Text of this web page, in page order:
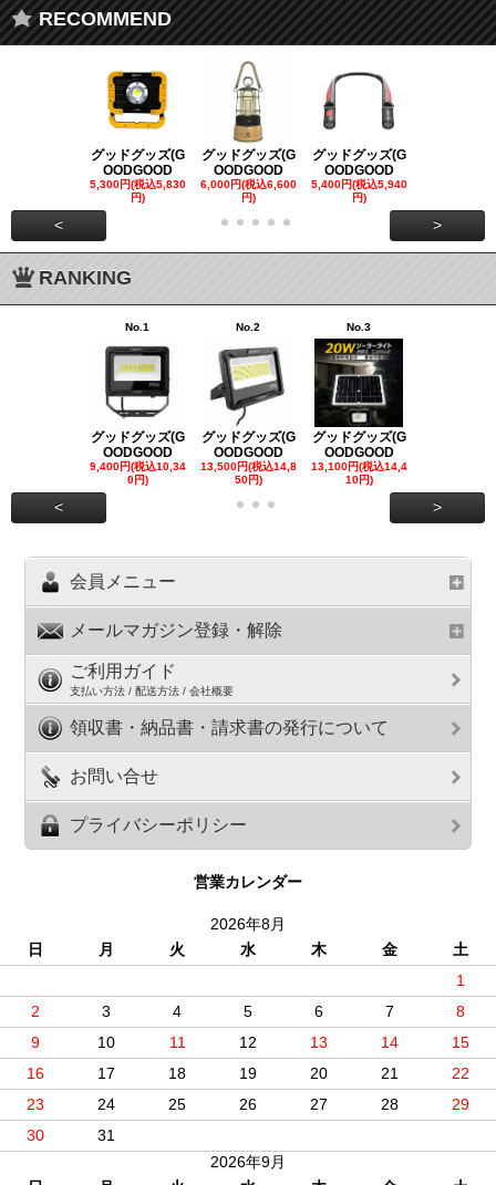
RECOMMEND
グッドグッズ(G
OODGOOD
5,300円(税込5,830
円)
グッドグッズ(G
OODGOOD
6,000円(税込6,600
円)
グッドグッズ(G
OODGOOD
5,400円(税込5,940
円)
< >
RANKING
No.1
グッドグッズ(G
OODGOOD
9,400円(税込10,34
0円)
No.2
グッドグッズ(G
OODGOOD
13,500円(税込14,8
50円)
No.3
グッドグッズ(G
OODGOOD
13,100円(税込14,4
10円)
< >
会員メニュー
メールマガジン登録・解除
ご利用ガイド
支払い方法 / 配送方法 / 会社概要
領収書・納品書・請求書の発行について
お問い合せ
プライバシーポリシー
営業カレンダー
2026年8月
日
月 火 水 木 金
土
1
2
3 4 5 6 7
8
9
10 11 12 13 14
15
16
17 18 19 20 21
22
23
24 25 26 27 28
29
30
31
2026年9月